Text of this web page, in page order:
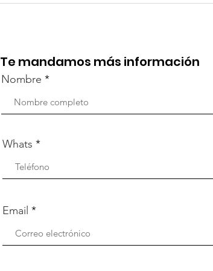
Te mandamos más información
Nombre
Whats
Email